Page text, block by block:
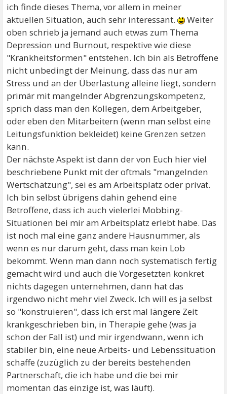
ich finde dieses Thema, vor allem in meiner
aktuellen Situation, auch sehr interessant.
Weiter
oben schrieb ja jemand auch etwas zum Thema
Depression und Burnout, respektive wie diese
"Krankheitsformen" entstehen. Ich bin als Betroffene
nicht unbedingt der Meinung, dass das nur am
Stress und an der Überlastung alleine liegt, sondern
primär mit mangelnder Abgrenzungskompetenz,
sprich dass man den Kollegen, dem Arbeitgeber,
oder eben den Mitarbeitern (wenn man selbst eine
Leitungsfunktion bekleidet) keine Grenzen setzen
kann.
Der nächste Aspekt ist dann der von Euch hier viel
beschriebene Punkt mit der oftmals "mangelnden
Wertschätzung", sei es am Arbeitsplatz oder privat.
Ich bin selbst übrigens dahin gehend eine
Betroffene, dass ich auch vielerlei Mobbing-
Situationen bei mir am Arbeitsplatz erlebt habe. Das
ist noch mal eine ganz andere Hausnummer, als
wenn es nur darum geht, dass man kein Lob
bekommt. Wenn man dann noch systematisch fertig
gemacht wird und auch die Vorgesetzten konkret
nichts dagegen unternehmen, dann hat das
irgendwo nicht mehr viel Zweck. Ich will es ja selbst
so "konstruieren", dass ich erst mal längere Zeit
krankgeschrieben bin, in Therapie gehe (was ja
schon der Fall ist) und mir irgendwann, wenn ich
stabiler bin, eine neue Arbeits- und Lebenssituation
schaffe (zuzüglich zu der bereits bestehenden
Partnerschaft, die ich habe und die bei mir
momentan das einzige ist, was läuft).